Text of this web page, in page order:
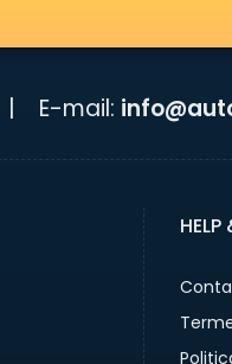
E-mail:
HELP